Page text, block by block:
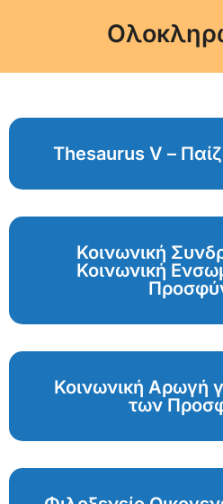
Thesaurus V –
Κοινωνική
Κοινωνική
Κοινωνική Αρωγή
των